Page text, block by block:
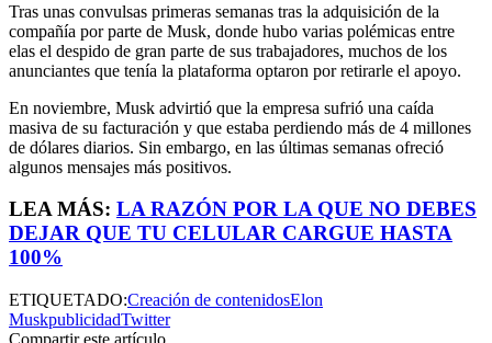
Tras unas convulsas primeras semanas tras la adquisición de la
compañía por parte de Musk, donde hubo varias polémicas entre
elas el despido de gran parte de sus trabajadores, muchos de los
anunciantes que tenía la plataforma optaron por retirarle el apoyo.
En noviembre, Musk advirtió que la empresa sufrió una caída
masiva de su facturación y que estaba perdiendo más de 4 millones
de dólares diarios. Sin embargo, en las últimas semanas ofreció
algunos mensajes más positivos.
LEA MÁS: LA RAZÓN POR LA QUE NO DEBES
DEJAR QUE TU CELULAR CARGUE HASTA
100%
ETIQUETADO:Creación de contenidosElon
MuskpublicidadTwitter